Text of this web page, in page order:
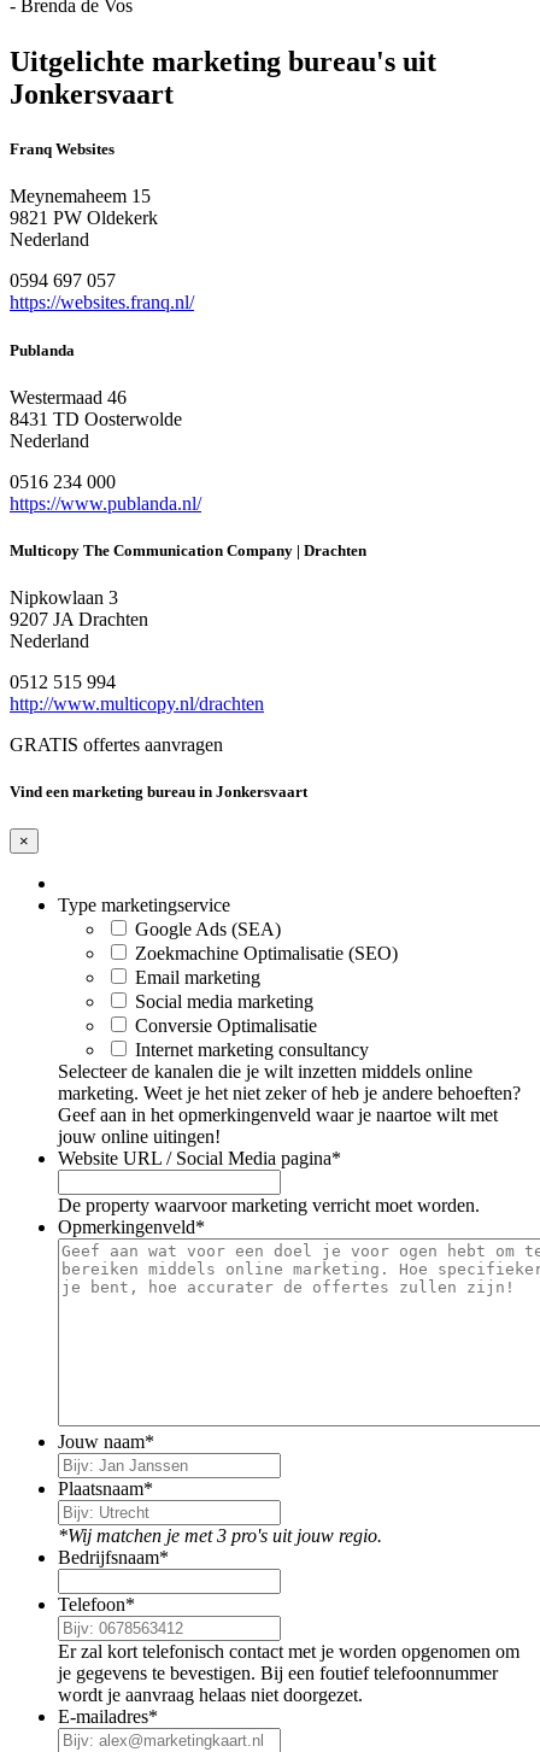
- Brenda de Vos
Uitgelichte marketing bureau's uit
Jonkersvaart
Franq Websites
Meynemaheem 15
9821 PW Oldekerk
Nederland
0594 697 057
https://websites.franq.nl/
Publanda
Westermaad 46
8431 TD Oosterwolde
Nederland
0516 234 000
https://www.publanda.nl/
Multicopy The Communication Company | Drachten
Nipkowlaan 3
9207 JA Drachten
Nederland
0512 515 994
http://www.multicopy.nl/drachten
GRATIS offertes aanvragen
Vind een marketing bureau in Jonkersvaart
×
Type marketingservice
Google Ads (SEA)
Zoekmachine Optimalisatie (SEO)
Email marketing
Social media marketing
Conversie Optimalisatie
Internet marketing consultancy
Selecteer de kanalen die je wilt inzetten middels online
marketing. Weet je het niet zeker of heb je andere behoeften?
Geef aan in het opmerkingenveld waar je naartoe wilt met
jouw online uitingen!
Website URL / Social Media pagina*
De property waarvoor marketing verricht moet worden.
Opmerkingenveld*
Jouw naam*
Plaatsnaam*
*Wij matchen je met 3 pro's uit jouw regio.
Bedrijfsnaam*
Telefoon*
Er zal kort telefonisch contact met je worden opgenomen om
je gegevens te bevestigen. Bij een foutief telefoonnummer
wordt je aanvraag helaas niet doorgezet.
E-mailadres*